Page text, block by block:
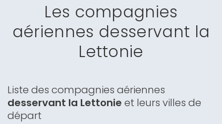
Les compagnies
aériennes desservant la
Lettonie
Liste des compagnies aériennes
desservant la Lettonie et leurs villes de
départ